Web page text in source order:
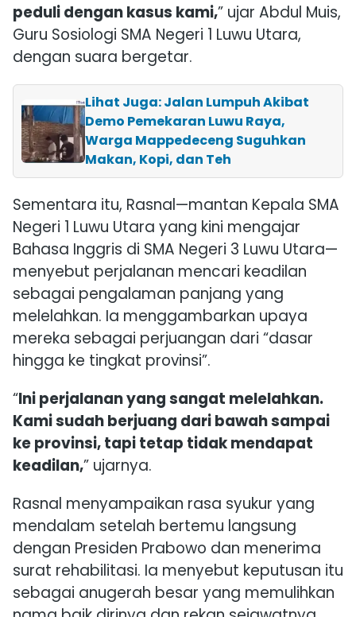
peduli dengan kasus kami,” ujar Abdul Muis,
Guru Sosiologi SMA Negeri 1 Luwu Utara,
dengan suara bergetar.
Lihat Juga: Jalan Lumpuh Akibat
Demo Pemekaran Luwu Raya,
Warga Mappedeceng Suguhkan
Makan, Kopi, dan Teh
Sementara itu, Rasnal—mantan Kepala SMA
Negeri 1 Luwu Utara yang kini mengajar
Bahasa Inggris di SMA Negeri 3 Luwu Utara—
menyebut perjalanan mencari keadilan
sebagai pengalaman panjang yang
melelahkan. Ia menggambarkan upaya
mereka sebagai perjuangan dari “dasar
hingga ke tingkat provinsi”.
“Ini perjalanan yang sangat melelahkan.
Kami sudah berjuang dari bawah sampai
ke provinsi, tapi tetap tidak mendapat
keadilan,” ujarnya.
Rasnal menyampaikan rasa syukur yang
mendalam setelah bertemu langsung
dengan Presiden Prabowo dan menerima
surat rehabilitasi. Ia menyebut keputusan itu
sebagai anugerah besar yang memulihkan